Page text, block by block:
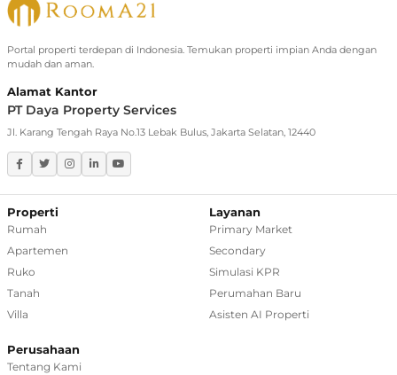
Rumah Dijual di Jagakarsa
Rumah Dijual di Kebayoran Baru
Greater Jakarta
Rumah Dijual di Bekasi
Rumah Dijual di Bogor
Rumah Dijual di Depok
Regional Agencies
Bandung
Portal properti terdepan di Indonesia. Temukan properti impian Anda dengan
mudah dan aman.
Alamat Kantor
PT Daya Property Services
Jl. Karang Tengah Raya No.13 Lebak Bulus, Jakarta Selatan, 12440
Properti
Rumah
Apartemen
Ruko
Tanah
Villa
Layanan
Primary Market
Secondary
Simulasi KPR
Perumahan Baru
Asisten AI Properti
Perusahaan
Tentang Kami